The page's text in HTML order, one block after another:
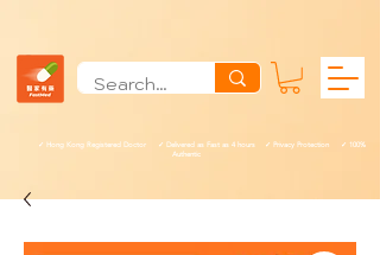
✓ Hong Kong Registered Doctor ✓ Delivered as Fast as 4 hours ✓ Privacy Protection ✓ 100%
Authentic